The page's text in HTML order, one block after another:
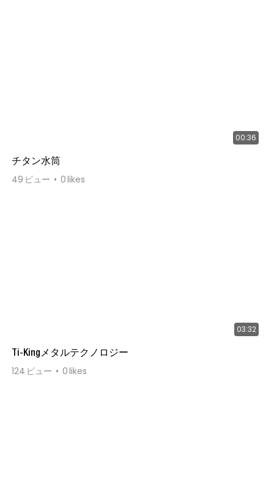
00:36
チタン水筒
49 ビュー 0likes
03:32
Ti-Kingメタルテクノロジー
124 ビュー 0likes